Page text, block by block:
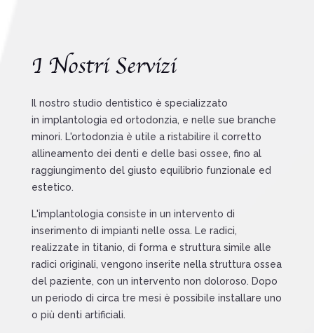
I Nostri Servizi
Il nostro studio dentistico è specializzato
in implantologia ed ortodonzia, e nelle sue branche
minori. L'ortodonzia è utile a ristabilire il corretto
allineamento dei denti e delle basi ossee, fino al
raggiungimento del giusto equilibrio funzionale ed
estetico.
L'implantologia consiste in un intervento di
inserimento di impianti nelle ossa. Le radici,
realizzate in titanio, di forma e struttura simile alle
radici originali, vengono inserite nella struttura ossea
del paziente, con un intervento non doloroso. Dopo
un periodo di circa tre mesi è possibile installare uno
o più denti artificiali.